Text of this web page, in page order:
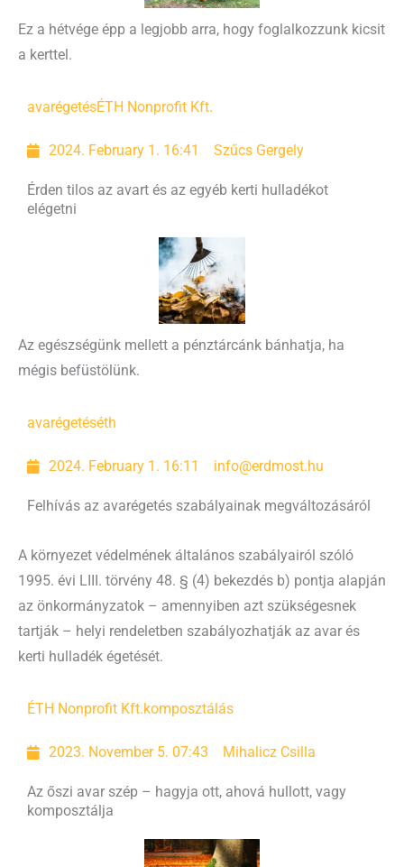
Ez a hétvége épp a legjobb arra, hogy foglalkozzunk kicsit
a kerttel.
avarégetésÉTH Nonprofit Kft.
2024. February 1. 16:41 Szűcs Gergely
Érden tilos az avart és az egyéb kerti hulladékot
elégetni
Az egészségünk mellett a pénztárcánk bánhatja, ha
mégis befüstölünk.
avarégetéséth
2024. February 1. 16:11 info@erdmost.hu
Felhívás az avarégetés szabályainak megváltozásáról
A környezet védelmének általános szabályairól szóló
1995. évi LIII. törvény 48. § (4) bekezdés b) pontja alapján
az önkormányzatok – amennyiben azt szükségesnek
tartják – helyi rendeletben szabályozhatják az avar és
kerti hulladék égetését.
ÉTH Nonprofit Kft.komposztálás
2023. November 5. 07:43 Mihalicz Csilla
Az őszi avar szép – hagyja ott, ahová hullott, vagy
komposztálja